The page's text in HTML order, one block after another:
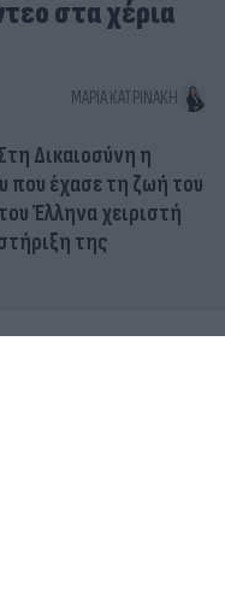
στα χέρια
ΜΑΡΊΑ ΚΑΤΡΙΝΆΚΗ
Δικαιοσύνη η
που έχασε τη ζωή του
Έλληνα χειριστή
της